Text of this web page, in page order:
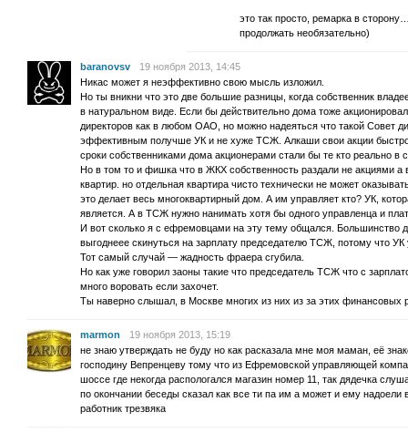
это так просто, ремарка в
продолжать необязательно)
baranovsv
19 ноября 2013, 14:45
Никас может я неэффективно свою мысль изложил.
Но ты вникни что это две большие разницы, когда собственник
в натуральном виде. Если бы действительно дома тоже
директоров как в любом ОАО, но можно надеяться что такой Совет
эффективным получше УК и не хуже ТСЖ. Алкаши свои акции быстро
сроки собственниками дома акционерами стали бы те кто реально в
Но в том то и фишка что в ЖКХ собственность раздали не акциями а
квартир. но отдельная квартира чисто технически не может
это делает весь многоквартирный дом. А им управляет кто? УК,
является. А в ТСЖ нужно нанимать хотя бы одного управленца и
И вот сколько я с ефремовцами на эту тему общался. Большинство
выгоднеее скинуться на зарплату председателю ТСЖ, потому что
Тот самый случай — жадность фраера сгубила.
Но как уже говорил заоны такие что председатель ТСЖ что с
много воровать если захочет.
Ты наверно слышал, в Москве многих из них из за этих финансовых
marmon
19 ноября 2013, 15:19
не знаю утверждать не буду но как расказала мне моя маман, её
господину Вепренцеву тому что из Ефремовской управляющей
шоссе где некогда распологался магазин номер 11, так дядечка
по окончании беседы сказал как все ти па им а может и ему
работник трезвяка